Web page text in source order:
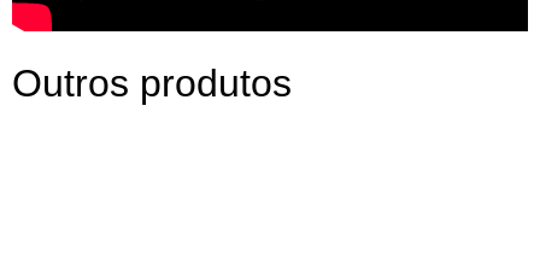
Outros produtos